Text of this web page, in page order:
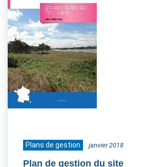
Plans de gestion janvier 2018
Plan de gestion du site